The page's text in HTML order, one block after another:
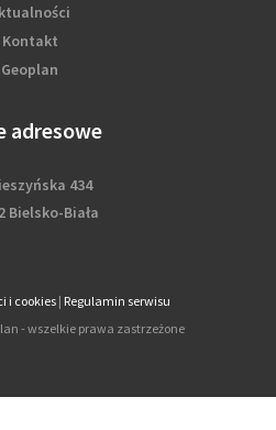
Kontakt
Geoplan
adresowe
434
Bielsko-Biała
i cookies| Regulamin serwisu
- wszelkie prawa zastrzeżone